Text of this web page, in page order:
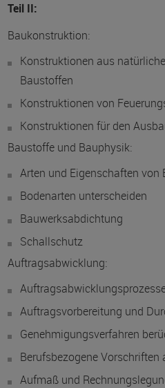
Teil II:
Baukonstruktion:
Konstruktionen aus
Baustoffen
Konstruktionen von
Konstruktionen für den
Baustoffe und Bauphysik:
Arten und Eigenschaften von
Bodenarten unterscheiden
Bauwerksabdichtung
Schallschutz
Auftragsabwicklung:
Auftragsvorbereitung und
Genehmigungsverfahren
Berufsbezogene Vorschriften
Aufmaß und